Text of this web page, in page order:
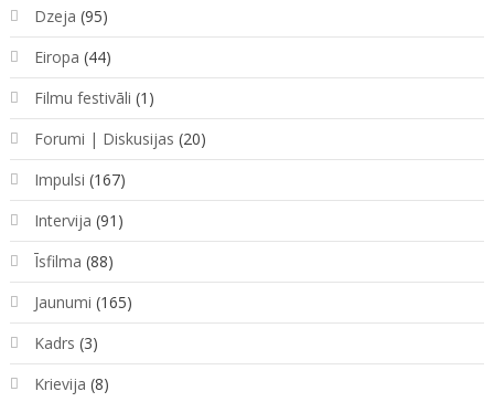
Dzeja (95)
Eiropa (44)
Filmu festivāli (1)
Forumi | Diskusijas (20)
Impulsi (167)
Intervija (91)
Īsfilma (88)
Jaunumi (165)
Kadrs (3)
Krievija (8)